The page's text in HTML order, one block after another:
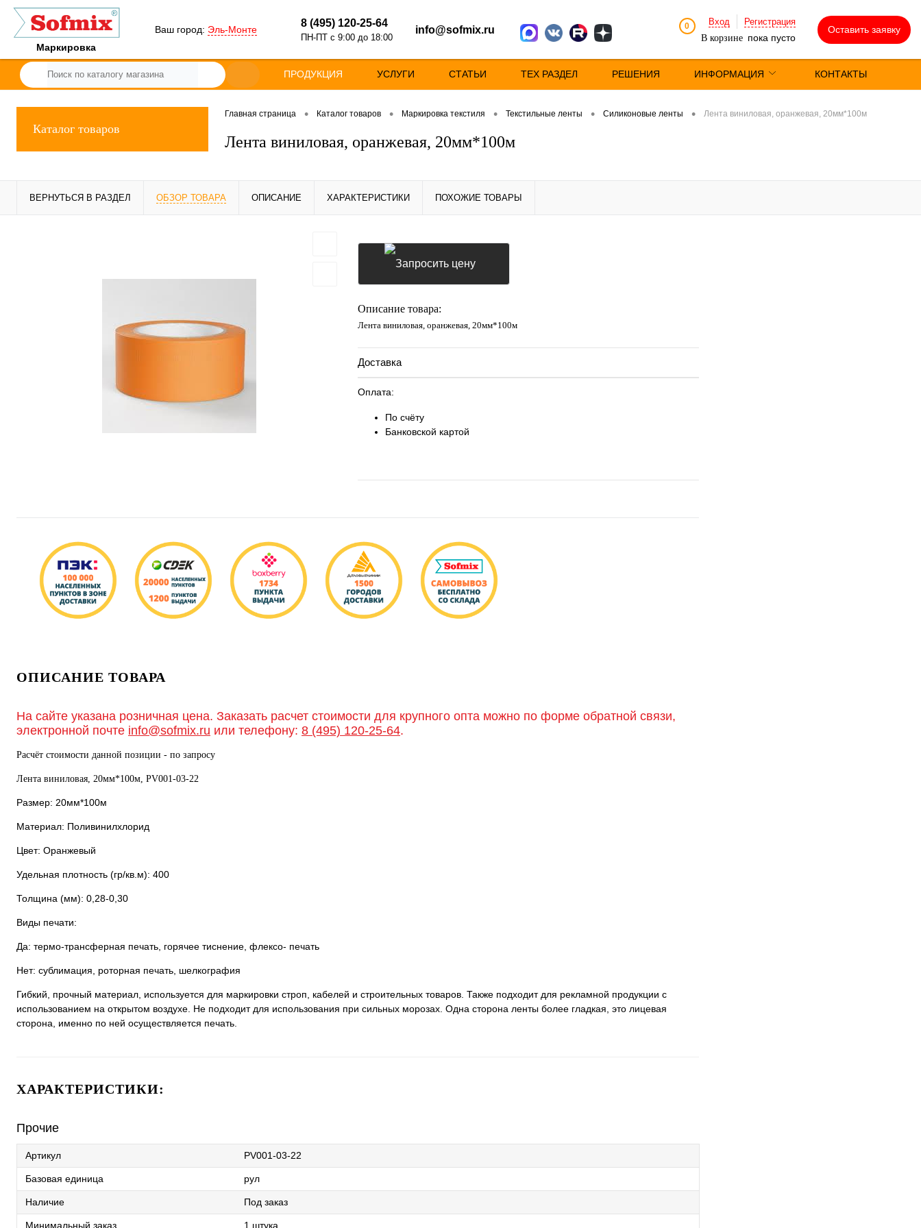
Маркировка
Ваш город: Эль-Монте
8 (495) 120-25-64
ПН-ПТ с 9:00 до 18:00
info@sofmix.ru 0 Вход
Регистрация
В корзине пока пусто
Оставить заявку
ПРОДУКЦИЯ УСЛУГИ СТАТЬИ ТЕХ РАЗДЕЛ РЕШЕНИЯ ИНФОРМАЦИЯ КОНТАКТЫ
Каталог товаров
Главная страница • Каталог товаров • Маркировка текстиля • Текстильные ленты • Силиконовые ленты • Лента виниловая, оранжевая, 20мм*100м
Лента виниловая, оранжевая, 20мм*100м
ВЕРНУТЬСЯ В РАЗДЕЛ ОБЗОР ТОВАРА ОПИСАНИЕ ХАРАКТЕРИСТИКИ ПОХОЖИЕ ТОВАРЫ
Запросить цену
Описание товара:
Лента виниловая, оранжевая, 20мм*100м
Доставка
Оплата:
По счёту
Банковской картой
ОПИСАНИЕ ТОВАРА
На сайте указана розничная цена. Заказать расчет стоимости для крупного опта можно по форме обратной связи,
электронной почте info@sofmix.ru или телефону: 8 (495) 120-25-64.
Расчёт стоимости данной позиции - по запросу
Лента виниловая, 20мм*100м, PV001-03-22
Размер: 20мм*100м
Материал: Поливинилхлорид
Цвет: Оранжевый
Удельная плотность (гр/кв.м): 400
Толщина (мм): 0,28-0,30
Виды печати:
Да: термо-трансферная печать, горячее тиснение, флексо- печать
Нет: сублимация, роторная печать, шелкография
Гибкий, прочный материал, используется для маркировки строп, кабелей и строительных товаров. Также подходит для рекламной продукции с
использованием на открытом воздухе. Не подходит для использования при сильных морозах. Одна сторона ленты более гладкая, это лицевая
сторона, именно по ней осуществляется печать.
ХАРАКТЕРИСТИКИ:
Прочие
Артикул PV001-03-22
Базовая единица рул
Наличие Под заказ
Минимальный заказ 1 штука